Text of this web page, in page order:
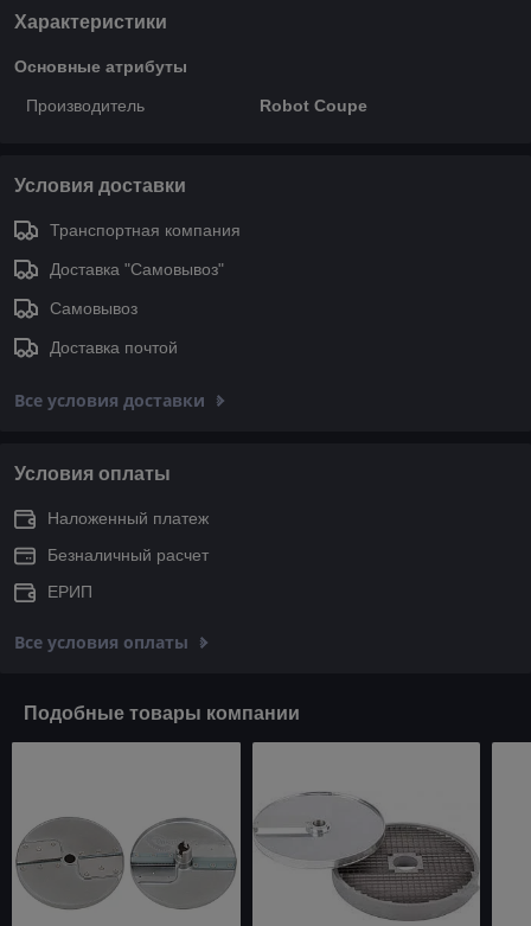
Характеристики
Основные атрибуты
Производитель Robot Coupe
Условия доставки
Транспортная компания
Доставка "Самовывоз"
Самовывоз
Доставка почтой
Все условия доставки
Условия оплаты
Наложенный платеж
Безналичный расчет
ЕРИП
Все условия оплаты
Подобные товары компании